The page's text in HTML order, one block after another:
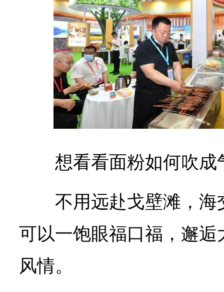
想看看面粉如何吹成
不用远赴戈壁滩，
可以一饱眼福口福，邂
风情。